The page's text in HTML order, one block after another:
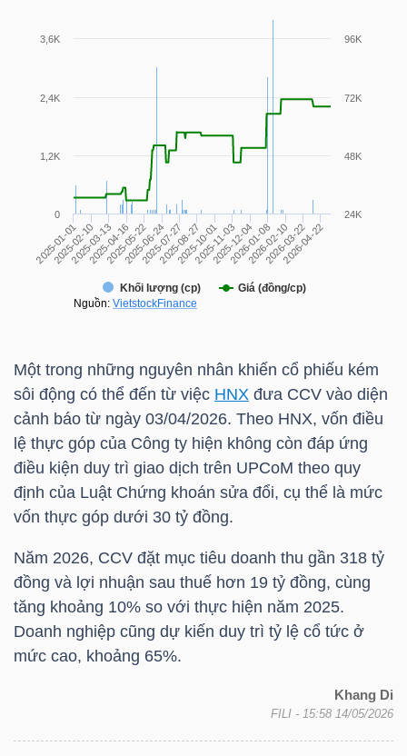
Một trong những nguyên nhân khiến cổ phiếu kém
sôi động có thể đến từ việc HNX đưa CCV vào diện
cảnh báo từ ngày 03/04/2026. Theo HNX, vốn điều
lệ thực góp của Công ty hiện không còn đáp ứng
điều kiện duy trì giao dịch trên UPCoM theo quy
định của Luật Chứng khoán sửa đổi, cụ thể là mức
vốn thực góp dưới 30 tỷ đồng.
Năm 2026, CCV đặt mục tiêu doanh thu gần 318 tỷ
đồng và lợi nhuận sau thuế hơn 19 tỷ đồng, cùng
tăng khoảng 10% so với thực hiện năm 2025.
Doanh nghiệp cũng dự kiến duy trì tỷ lệ cổ tức ở
mức cao, khoảng 65%.
Khang Di
FILI - 15:58 14/05/2026
SECTOR
NĂNG
LƯỢNG
NGUYÊN
VẬT
LIỆU
CÔNG
NGHIỆP
TIÊU
THIẾT